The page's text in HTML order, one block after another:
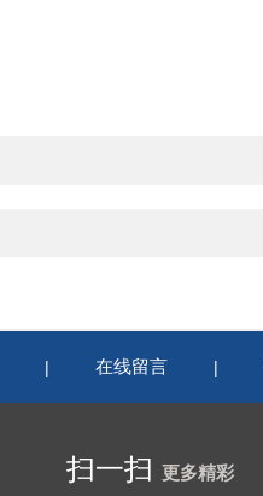
| 在线留言 |
扫一扫 更多精彩